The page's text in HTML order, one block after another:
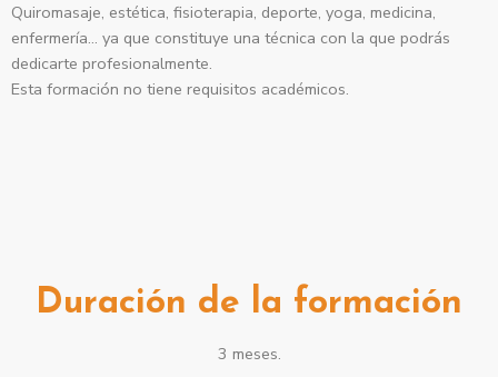
Quiromasaje, estética, fisioterapia, deporte, yoga, medicina,
enfermería… ya que constituye una técnica con la que podrás
dedicarte profesionalmente.
Esta formación no tiene requisitos académicos.
Duración de la formación
3 meses.